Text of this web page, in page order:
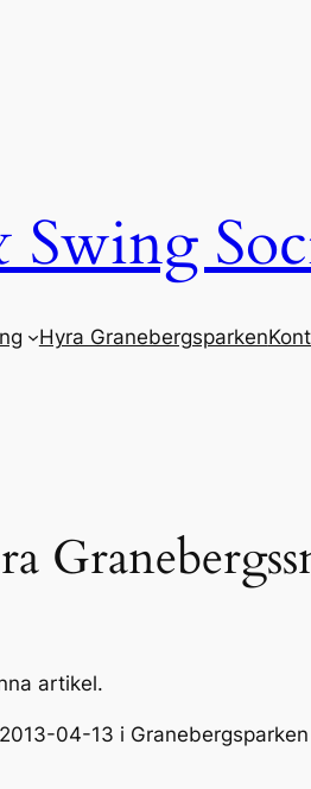
Swing
Hyra Granebergsparken
artikel.
2013-04-13 i Granebergsparken